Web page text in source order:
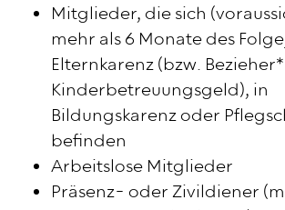
Mitglieder, die sich
mehr als 6 Monate des
Elternkarenz (bzw.
Kinderbetreuungsgeld), in
Bildungskarenz oder
befinden
Arbeitslose Mitglieder
Präsenz- oder Zivildiener